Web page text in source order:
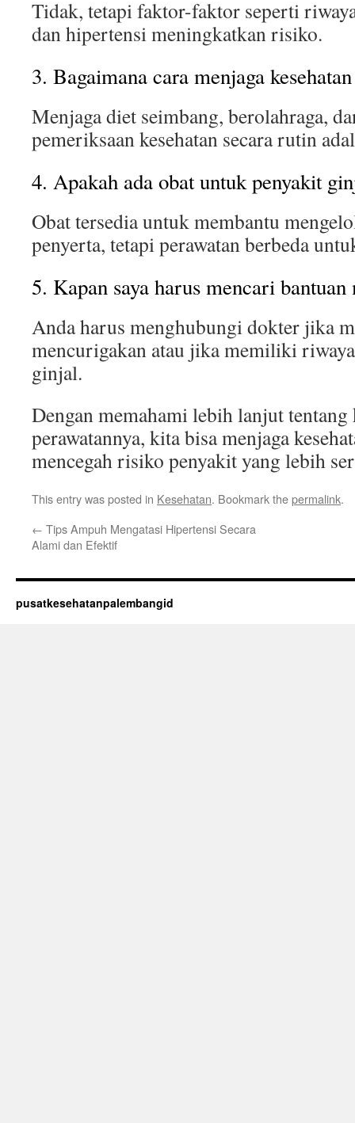
Tidak, tetapi faktor-faktor seperti
dan hipertensi meningkatkan risiko.
3. Bagaimana cara menjaga
Menjaga diet seimbang, berolahraga,
pemeriksaan kesehatan secara rutin
4. Apakah ada obat untuk penyakit
Obat tersedia untuk membantu
penyerta, tetapi perawatan berbeda
5. Kapan saya harus mencari bantuan
Anda harus menghubungi dokter jika
mencurigakan atau jika memiliki
ginjal.
Dengan memahami lebih lanjut tentang
perawatannya, kita bisa menjaga
mencegah risiko penyakit yang lebih
This entry was posted in Kesehatan. Bookmark thepermalink.
← Tips Ampuh Mengatasi Hipertensi Secara
Alami dan Efektif
pusatkesehatanpalembangid